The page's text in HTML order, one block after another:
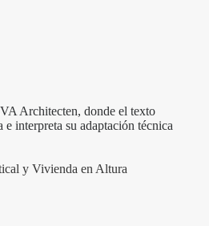
Architecten, donde el texto
interpreta su adaptación técnica
y Vivienda en Altura